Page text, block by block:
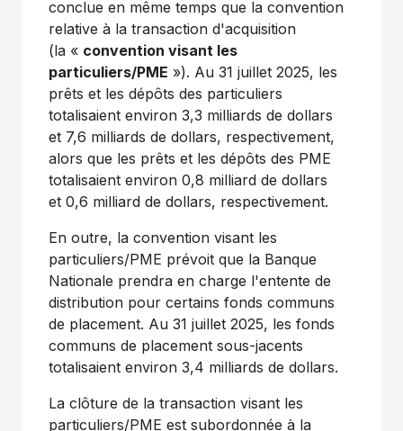
conclue en même temps que la convention
relative à la transaction d'acquisition
(la « convention visant les
particuliers/PME »). Au 31 juillet 2025, les
prêts et les dépôts des particuliers
totalisaient environ 3,3 milliards de dollars
et 7,6 milliards de dollars, respectivement,
alors que les prêts et les dépôts des PME
totalisaient environ 0,8 milliard de dollars
et 0,6 milliard de dollars, respectivement.
En outre, la convention visant les
particuliers/PME prévoit que la Banque
Nationale prendra en charge l'entente de
distribution pour certains fonds communs
de placement. Au 31 juillet 2025, les fonds
communs de placement sous-jacents
totalisaient environ 3,4 milliards de dollars.
La clôture de la transaction visant les
particuliers/PME est subordonnée à la